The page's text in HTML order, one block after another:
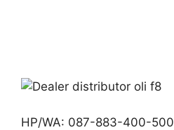
HP/WA: 087-883-400-500